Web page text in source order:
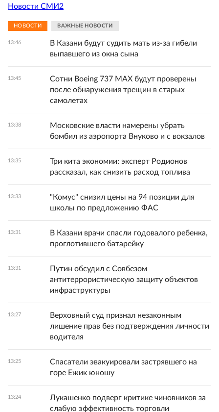
Новости СМИ2
НОВОСТИ ВАЖНЫЕ НОВОСТИ
13:46
В Казани будут судить мать из-за гибели
выпавшего из окна сына
13:45
Сотни Boeing 737 MAX будут проверены
после обнаружения трещин в старых
самолетах
13:38
Московские власти намерены убрать
бомбил из аэропорта Внуково и с вокзалов
13:35
Три кита экономии: эксперт Родионов
рассказал, как снизить расход топлива
13:33
"Комус" снизил цены на 94 позиции для
школы по предложению ФАС
13:31
В Казани врачи спасли годовалого ребенка,
проглотившего батарейку
13:31
Путин обсудил с Совбезом
антитеррористическую защиту объектов
инфраструктуры
13:27
Верховный суд признал незаконным
лишение прав без подтверждения личности
водителя
13:25
Спасатели эвакуировали застрявшего на
горе Ежик юношу
13:24
Лукашенко подверг критике чиновников за
слабую эффективность торговли